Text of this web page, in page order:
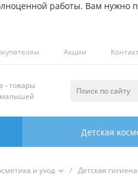
работы. Вам нужно
Акции
- товары
Детская
и уход / Детская гигиена